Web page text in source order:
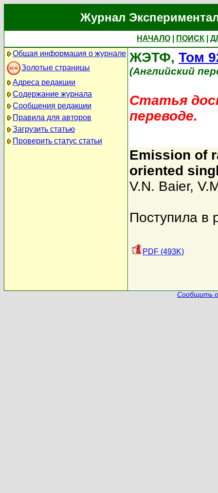
Журнал
НАЧАЛО ПОИСК
Общая информация о журнале
Золотые страницы
Адреса редакции
Содержание журнала
Сообщения редакции
Правила для авторов
Загрузить статью
Проверить статус статьи
ЖЭТФ, Том
(Английский
Статья
переводе.
Emission of
oriented
V.N. Baier,
Поступила в
PDF (493K)
Сообщить о